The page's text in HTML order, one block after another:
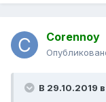
Corennoy
В 29.10.2019